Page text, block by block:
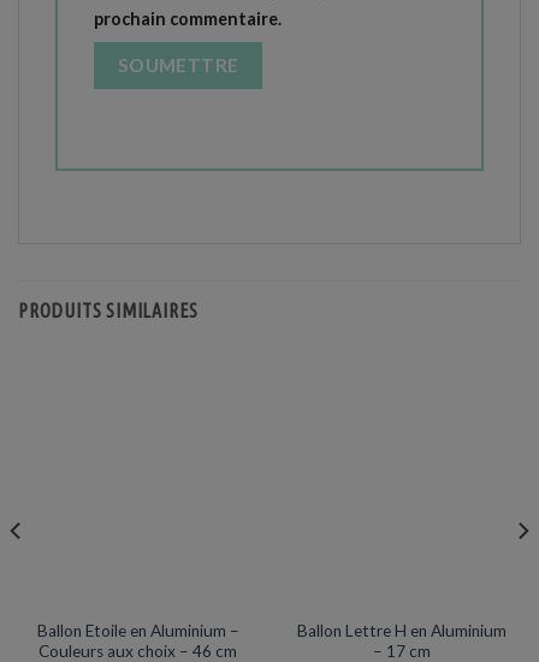
prochain commentaire.
PRODUITS SIMILAIRES
Ballon Etoile en Aluminium –
Couleurs aux choix – 46 cm
Ballon Lettre H en Aluminium
– 17 cm